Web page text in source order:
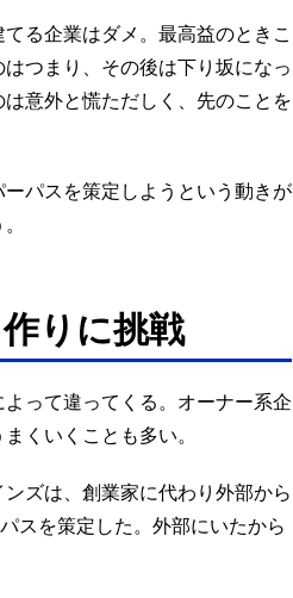
る企業はダメ。最高益のときこ
つまり、その後は下り坂になっ
意外と慌ただしく、先のことを
パスを策定しようという動きが
りに挑戦
って違ってくる。オーナー系企
くいくことも多い。
ズは、創業家に代わり外部から
スを策定した。外部にいたから